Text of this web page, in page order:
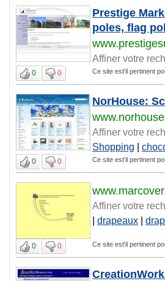
Prestige
poles, flag
Affiner votre
0 0 Ce site est'il pertinent
NorHouse:
Affiner votre
Shopping |
0 0 Ce site est'il pertinent
Affiner votre
| drapeaux |
0 0 Ce site est'il pertinent